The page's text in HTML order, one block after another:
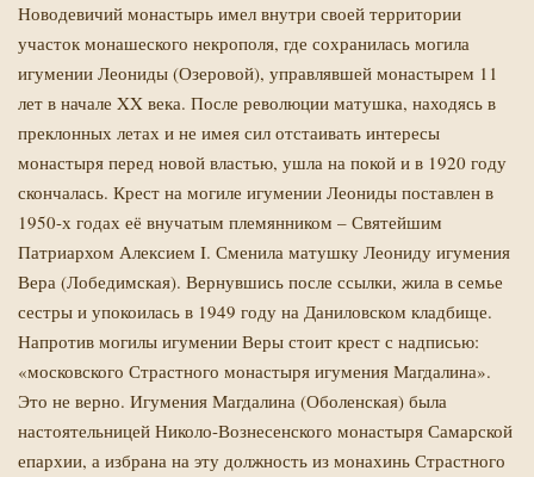
Новодевичий монастырь имел внутри своей территории
участок монашеского некрополя, где сохранилась могила
игумении Леониды (Озеровой), управлявшей монастырем 11
лет в начале XX века. После революции матушка, находясь в
преклонных летах и не имея сил отстаивать интересы
монастыря перед новой властью, ушла на покой и в 1920 году
скончалась. Крест на могиле игумении Леониды поставлен в
1950-х годах её внучатым племянником – Святейшим
Патриархом Алексием I. Сменила матушку Леониду игумения
Вера (Лобедимская). Вернувшись после ссылки, жила в семье
сестры и упокоилась в 1949 году на Даниловском кладбище.
Напротив могилы игумении Веры стоит крест с надписью:
«московского Страстного монастыря игумения Магдалина».
Это не верно. Игумения Магдалина (Оболенская) была
настоятельницей Николо-Вознесенского монастыря Самарской
епархии, а избрана на эту должность из монахинь Страстного